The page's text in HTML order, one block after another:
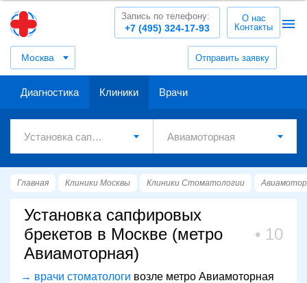
Москва Отправить заявку
+7 (495) 324-17-93
Запись по телефону:
О нас
Контакты
Диагностика Клиники Врачи
Главная Клиники Москвы Клиники Стоматологии
Установка сапфировых
брекетов в Москве (метро
Авиамоторная)
10
→ врачи стоматологи возле метро Авиамоторная